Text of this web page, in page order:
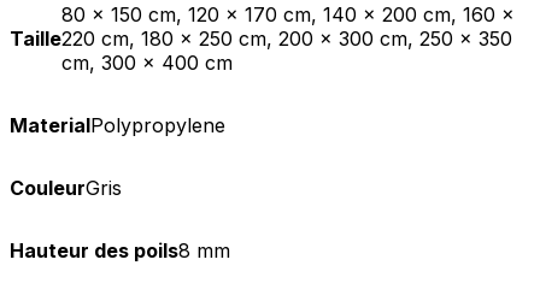
Taille
80 x 150 cm, 120 x 170 cm, 140 x 200 cm, 160 x
220 cm, 180 x 250 cm, 200 x 300 cm, 250 x 350
cm, 300 x 400 cm
MaterialPolypropylene
CouleurGris
Hauteur des poils8 mm